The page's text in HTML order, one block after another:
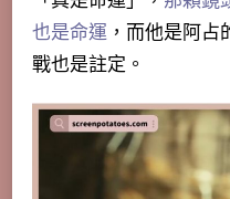
也是命運 ，而他是阿
戰也是註定。